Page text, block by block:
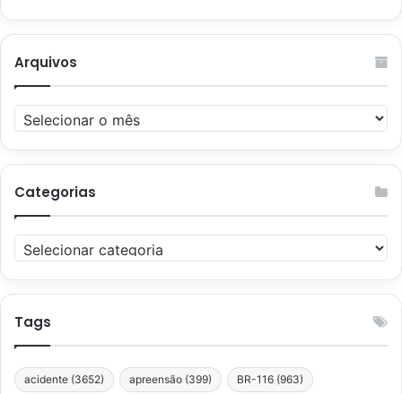
Arquivos
Arquivos
Categorias
Categorias
Tags
acidente (3652) apreensão (399) BR-116 (963)